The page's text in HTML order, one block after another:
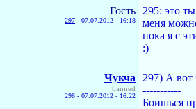
Гость
297 - 07.07.2012 - 16:18
295: это
меня
пока я с
:)
Чукча
banned
298 - 07.07.2012 - 16:22
297) А вот
-----------
Боишься